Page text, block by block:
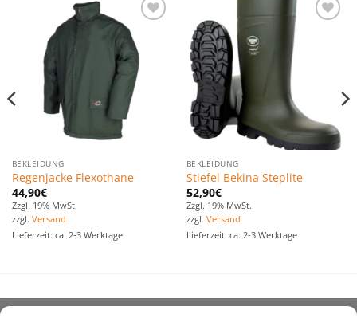
Zu den
Favoriten
hinzufügen
BEKLEIDUNG
Regenjacke Flexothane
44,90€
Zzgl. 19% MwSt.
zzgl. Versand
Lieferzeit: ca. 2-3 Werktage
Favoriten
hinzufügen
BEKLEIDUNG
Stiefel Bekina Steplite
52,90€
Zzgl. 19% MwSt.
zzgl. Versand
Lieferzeit: ca. 2-3 Werktage